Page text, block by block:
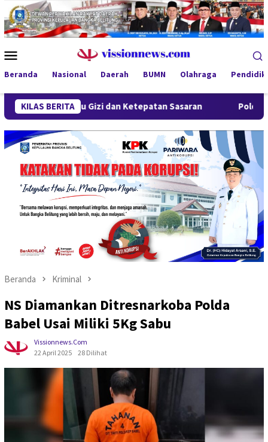
Loncat
ke
konten
Mobile
Beranda Nasional Daerah BUMN Olahraga
KILAS BERITA
Gizi dan Ketepatan Sasaran Polda Babel Minta
Beranda Kriminal
NS Diamankan Ditresnarkoba Polda
Babel Usai Miliki 5Kg Sabu
Vissionnews.com
22 April 2025
28 Dilihat